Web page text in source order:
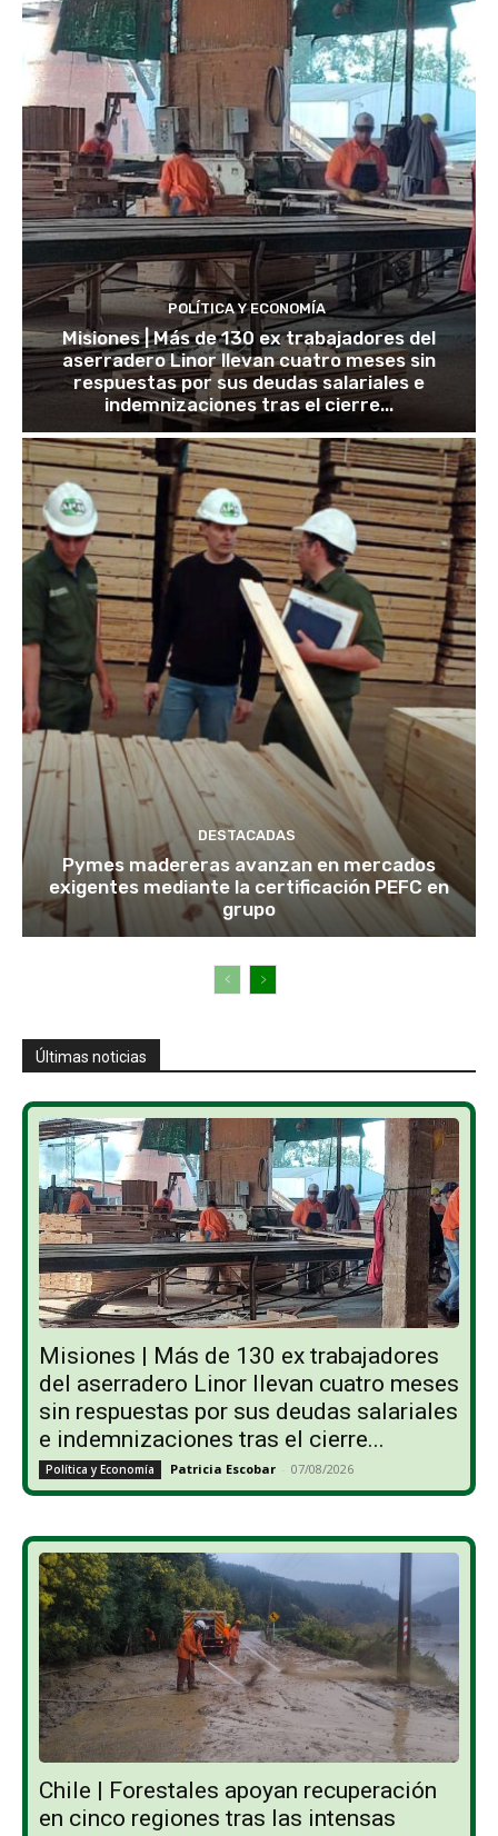
POLÍTICA Y ECONOMÍA
Misiones | Más de 130 ex trabajadores del
aserradero Linor llevan cuatro meses sin
respuestas por sus deudas salariales e
indemnizaciones tras el cierre...
DESTACADAS
Pymes madereras avanzan en mercados
exigentes mediante la certificación PEFC en
grupo
Últimas noticias
Misiones | Más de 130 ex trabajadores
del aserradero Linor llevan cuatro meses
sin respuestas por sus deudas salariales
e indemnizaciones tras el cierre...
Política y Economía Patricia Escobar - 07/08/2026
Chile | Forestales apoyan recuperación
en cinco regiones tras las intensas